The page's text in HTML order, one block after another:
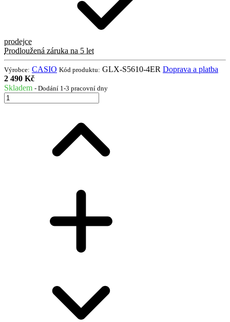
prodejce
Prodloužená záruka na 5 let
Výrobce: CASIO Kód produktu: GLX-S5610-4ER Doprava a platba
2 490 Kč
Skladem - Dodání 1-3 pracovní dny